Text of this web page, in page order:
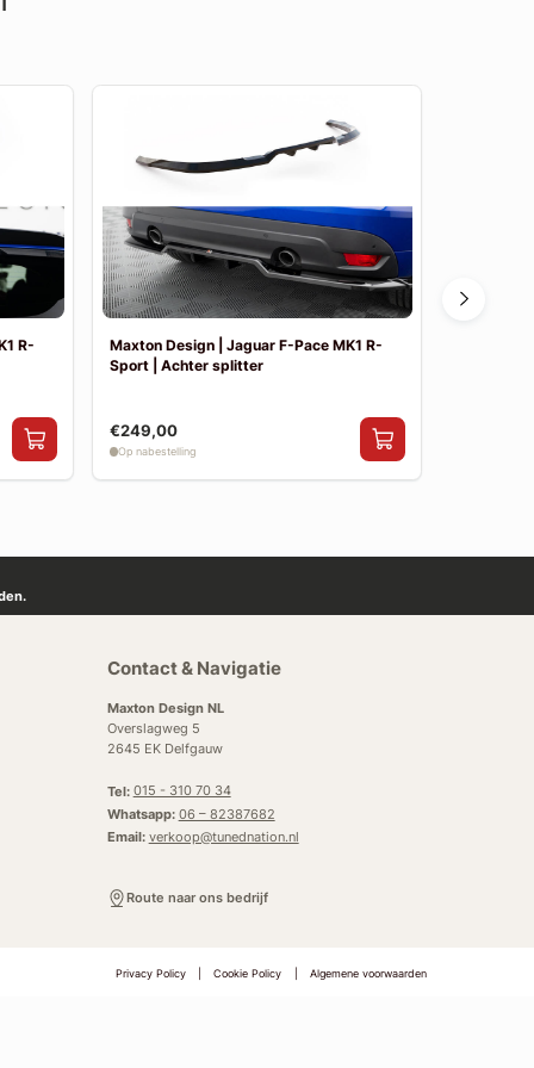
R-
Maxton Design | Jaguar F-Pace MK1 R-
Sport | Achter splitter
€249,00
Op nabestelling
Contact & Navigatie
Maxton Design NL
Overslagweg 5
2645 EK Delfgauw
Tel: 015 - 310 70 34
Whatsapp: 06 – 82387682
Email: verkoop@tunednation.nl
Route naar ons bedrijf
Privacy Policy Cookie Policy Algemene voorwaarden